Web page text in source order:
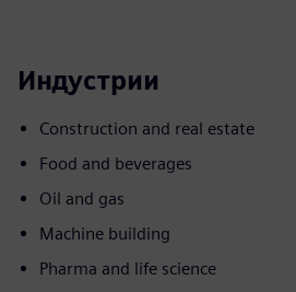
Индустрии
Construction and real estate
Food and beverages
Oil and gas
Machine building
Pharma and life science